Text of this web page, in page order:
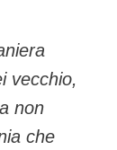
vecchio,
non
che